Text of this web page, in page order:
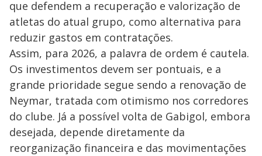
que defendem a recuperação e valorização de
atletas do atual grupo, como alternativa para
reduzir gastos em contratações.
Assim, para 2026, a palavra de ordem é cautela.
Os investimentos devem ser pontuais, e a
grande prioridade segue sendo a renovação de
Neymar, tratada com otimismo nos corredores
do clube. Já a possível volta de Gabigol, embora
desejada, depende diretamente da
reorganização financeira e das movimentações